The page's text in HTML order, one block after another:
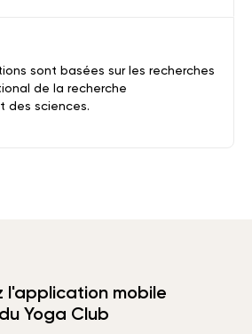
sont basées sur les recherches
de la recherche
des sciences.
l'application mobile
du Yoga Club